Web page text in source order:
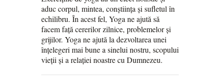
aduc corpul, mintea, conștiința și sufletul în
echilibru. În acest fel, Yoga ne ajută să
facem față cererilor zilnice, problemelor și
grijilor. Yoga ne ajută la dezvoltarea unei
înțelegeri mai bune a sinelui nostru, scopului
vieții și a relației noastre cu Dumnezeu.